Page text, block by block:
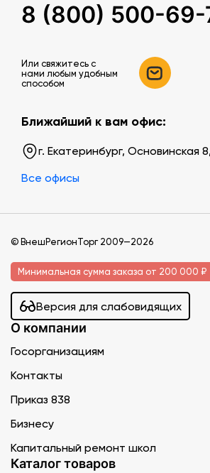
8 (800) 500-69-
Или свяжитесь c
нами любым удобным
способом
Ближайший к вам офис:
г. Екатеринбург, Основинская
Все офисы
© ВнешРегионТорг 2009—2026
Минимальная сумма заказа от 200 000 ₽
Версия для слабовидящих
О компании
Госорганизациям
Контакты
Приказ 838
Бизнесу
Капитальный ремонт школ
Каталог товаров